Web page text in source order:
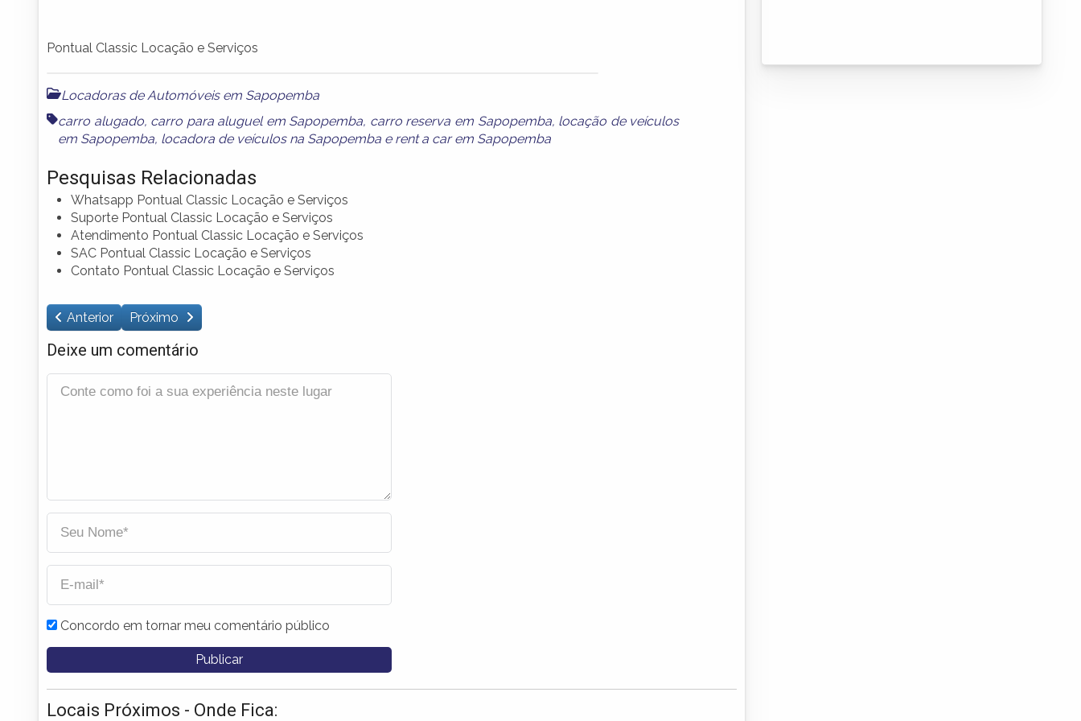
Pontual Classic Locação e Serviços
Locadoras de Automóveis em Sapopemba
carro alugado, carro para aluguel em Sapopemba, carro reserva em Sapopemba, locação de veículos
em Sapopemba, locadora de veículos na Sapopemba e rent a car em Sapopemba
Pesquisas Relacionadas
Whatsapp Pontual Classic Locação e Serviços
Suporte Pontual Classic Locação e Serviços
Atendimento Pontual Classic Locação e Serviços
SAC Pontual Classic Locação e Serviços
Contato Pontual Classic Locação e Serviços
Anterior Próximo
Deixe um comentário
Concordo em tornar meu comentário público
Locais Próximos - Onde Fica: